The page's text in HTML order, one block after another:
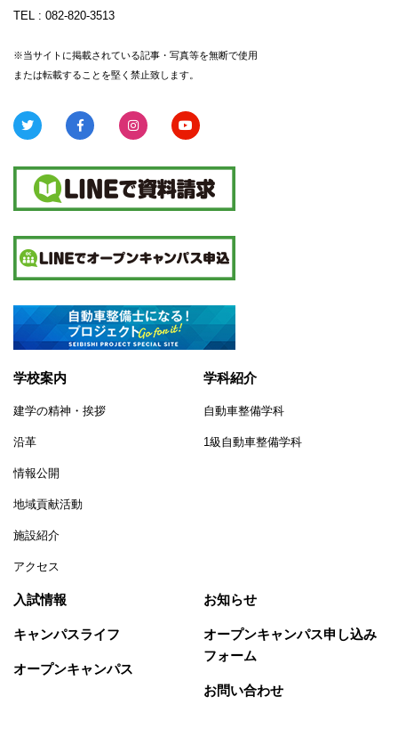
TEL : 082-820-3513
※当サイトに掲載されている記事・写真等を無断で使用
または転載することを堅く禁止致します。
学校案内
建学の精神・挨拶
沿革
情報公開
地域貢献活動
施設紹介
アクセス
学科紹介
自動車整備学科
1級自動車整備学科
入試情報
キャンパスライフ
オープンキャンパス
お知らせ
オープンキャンパス申し込み
フォーム
お問い合わせ